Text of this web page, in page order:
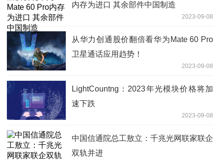
内存为进口 其余部件中国制造
2023-09-08
从华力创通股价翻倍看华为Mate 60 Pro
卫星通话应用趋势！
2023-09-08
LightCountng：2023年光模块价格将加
速下跌
2023-09-08
中国信通院总工敖立：千兆光网联家联企
双轨并进